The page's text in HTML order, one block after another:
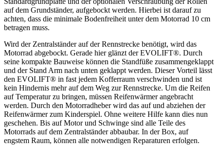
auf dem Grundständer, aufgebockt werden. Hierbei ist darauf zu
achten, dass die minimale Bodenfreiheit unter dem Motorrad 10 cm
betragen muss.
Wird der Zentralständer auf der Rennstrecke benötigt, wird das
Motorrad abgebockt. Gerade hier glänzt der EVOLIFT®. Durch
seine kompakte Bauweise können die Standfüße zusammengeklappt
und der Stand Arm nach unten geklappt werden. Dieser Vorteil lässt
den EVOLIFT® in fast jedem Kofferraum verschwinden und ist
kein Hindernis mehr auf dem Weg zur Rennstrecke. Um die Reifen
auf Temperatur zu bringen, müssen Reifenwärmer angebracht
werden. Durch den Motorradheber wird das auf und abziehen der
Reifenwärmer zum Kinderspiel. Ohne weitere Hilfe kann dies nun
geschehen. Bis auf Motor und Schwinge sind alle Teile des
Motorrads auf dem Zentralständer abbaubar. In der Box, auf
engstem Raum, können alle notwendigen Reparaturen erfolgen.